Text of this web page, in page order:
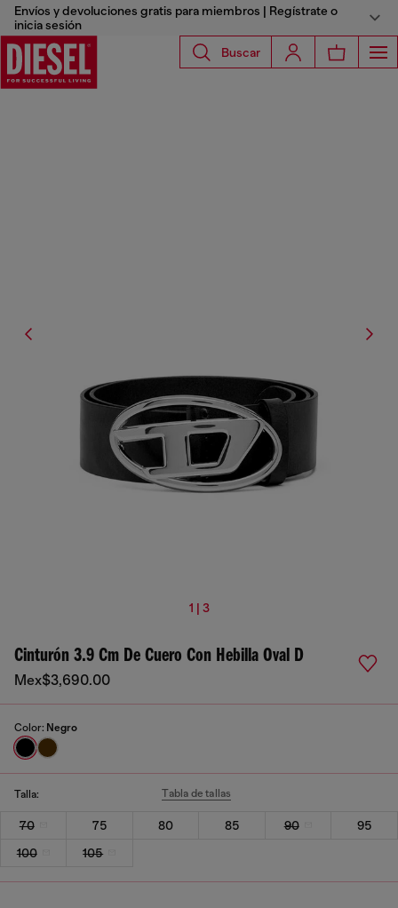
Envíos y devoluciones gratis para miembros | Regístrate o
inicia sesión
Buscar
1 | 3
Cinturón 3.9 Cm De Cuero Con Hebilla Oval D
Mex$3,690.00
Color: Negro
Talla: Tabla de tallas
70 75 80 85 90
95
100
105